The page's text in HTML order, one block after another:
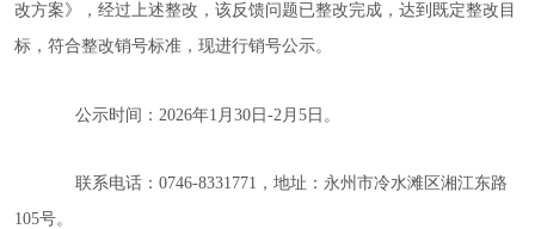
改方案》，经过上述整改，该反馈问题已整改完成，达到既定整改目
标，符合整改销号标准，现进行销号公示。
公示时间： 2026年1月30日-2月5日。
联系电话： 0746-8331771，地址：永州市冷水滩区湘江东路
105号。